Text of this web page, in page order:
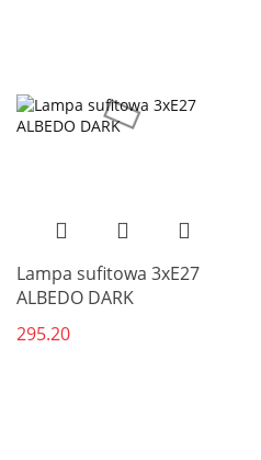
Lampa sufitowa 3xE27
ALBEDO DARK
295.20